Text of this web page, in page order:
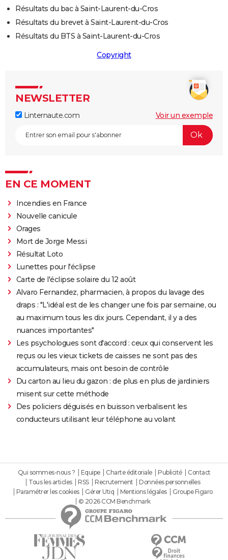
Résultats du bac à Saint-Laurent-du-Cros
Résultats du brevet à Saint-Laurent-du-Cros
Résultats du BTS à Saint-Laurent-du-Cros
Copyright
NEWSLETTER
Linternaute.com Voir un exemple
EN CE MOMENT
Incendies en France
Nouvelle canicule
Orages
Mort de Jorge Messi
Résultat Loto
Lunettes pour l'éclipse
Carte de l'éclipse solaire du 12 août
Alvaro Fernandez, pharmacien, à propos du lavage des
draps : "L'idéal est de les changer une fois par semaine, ou
au maximum tous les dix jours. Cependant, il y a des
nuances importantes"
Les psychologues sont d'accord : ceux qui conservent les
reçus ou les vieux tickets de caisses ne sont pas des
accumulateurs, mais ont besoin de contrôle
Du carton au lieu du gazon : de plus en plus de jardiniers
misent sur cette méthode
Des policiers déguisés en buisson verbalisent les
conducteurs utilisant leur téléphone au volant
Qui sommes-nous ? Equipe Charte éditoriale Publicité
Contact
Tous les articles
RSS Recrutement
Données personnelles
Paramétrer les cookies
Gérer Utiq Mentions légales
Groupe Figaro
© 2026 CCM Benchmark